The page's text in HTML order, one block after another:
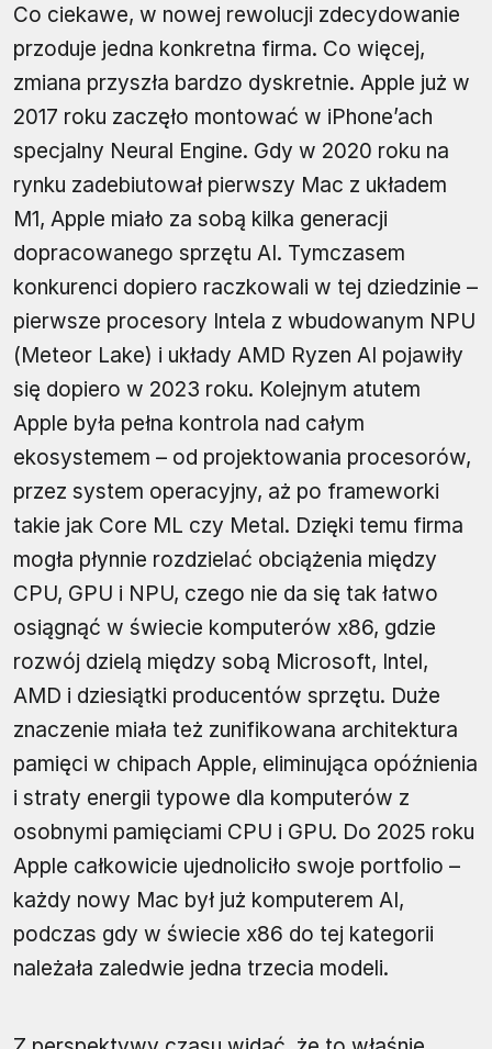
Co ciekawe, w nowej rewolucji zdecydowanie
przoduje jedna konkretna firma. Co więcej,
zmiana przyszła bardzo dyskretnie. Apple już w
2017 roku zaczęło montować w iPhone’ach
specjalny Neural Engine. Gdy w 2020 roku na
rynku zadebiutował pierwszy Mac z układem
M1, Apple miało za sobą kilka generacji
dopracowanego sprzętu AI. Tymczasem
konkurenci dopiero raczkowali w tej dziedzinie –
pierwsze procesory Intela z wbudowanym NPU
(Meteor Lake) i układy AMD Ryzen AI pojawiły
się dopiero w 2023 roku. Kolejnym atutem
Apple była pełna kontrola nad całym
ekosystemem – od projektowania procesorów,
przez system operacyjny, aż po frameworki
takie jak Core ML czy Metal. Dzięki temu firma
mogła płynnie rozdzielać obciążenia między
CPU, GPU i NPU, czego nie da się tak łatwo
osiągnąć w świecie komputerów x86, gdzie
rozwój dzielą między sobą Microsoft, Intel,
AMD i dziesiątki producentów sprzętu. Duże
znaczenie miała też zunifikowana architektura
pamięci w chipach Apple, eliminująca opóźnienia
i straty energii typowe dla komputerów z
osobnymi pamięciami CPU i GPU. Do 2025 roku
Apple całkowicie ujednoliciło swoje portfolio –
każdy nowy Mac był już komputerem AI,
podczas gdy w świecie x86 do tej kategorii
należała zaledwie jedna trzecia modeli.